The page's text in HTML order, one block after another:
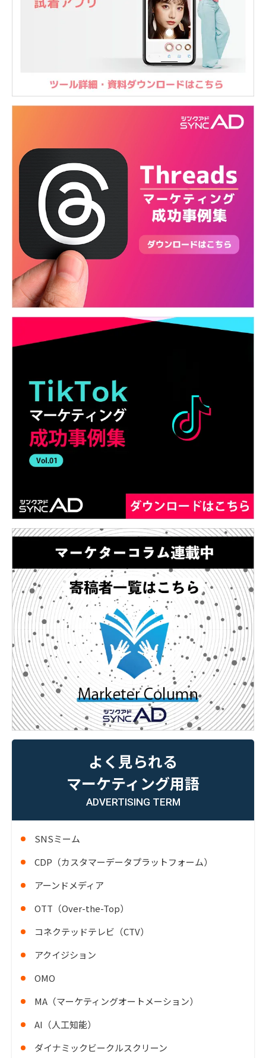
よく見られる
マーケティング用語
ADVERTISING TERM
SNSミーム
CDP（カスタマーデータプラットフォーム）
アーンドメディア
OTT（Over-the-Top）
コネクテッドテレビ（CTV）
アクイジション
OMO
MA（マーケティングオートメーション）
AI（人工知能）
ダイナミックビークルスクリーン